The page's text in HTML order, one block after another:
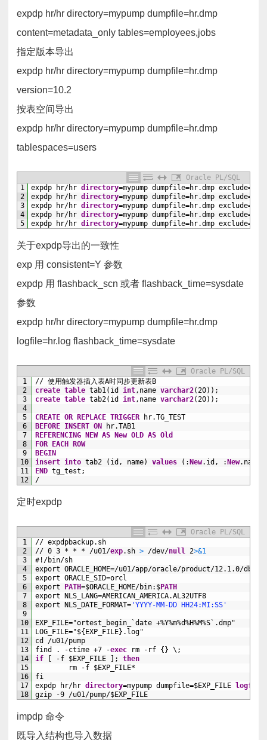
expdp hr/hr directory=mypump dumpfile=hr.dmp
content=metadata_only tables=employees,jobs
指定版本导出
expdp hr/hr directory=mypump dumpfile=hr.dmp
version=10.2
按表空间导出
expdp hr/hr directory=mypump dumpfile=hr.dmp
tablespaces=users
Oracle PL/SQL
1
2
3
4
5
expdp hr/hr directory=mypump dumpfile=hr.dmp exclude=
expdp
hr/hr directory=mypump dumpfile=hr.dmp exclude=
expdp
hr/hr directory=mypump dumpfile=hr.dmp exclude=
expdp
hr/hr directory=mypump dumpfile=hr.dmp exclude=
expdp
hr/hr directory=mypump dumpfile=hr.dmp exclude=
关于expdp导出的一致性
exp 用 consistent=Y 参数
expdp 用 flashback_scn 或者 flashback_time=sysdate
参数
expdp hr/hr directory=mypump dumpfile=hr.dmp
logfile=hr.log flashback_time=sysdate
Oracle PL/SQL
1
2
3
4
5
6
7
8
9
10
11
12
// 使用触发器插入表A时同步更新表B
create table tab1(id int,name varchar2(20));
create table tab2(id int,name varchar2(20));
CREATE OR REPLACE TRIGGER
hr.TG_TEST
BEFORE INSERT ON
hr.TAB1
REFERENCING
NEW AS New OLD AS Old
FOR
EACH
ROW
BEGIN
insert into tab2 (id, name) values (: New.id, : New
END tg_test;
/
定时expdp
Oracle PL/SQL
1
2
3
4
5
6
7
8
9
10
11
12
13
14
15
16
17
18
// expdpbackup.sh
// 0 3 * * * /u01/exp.sh > /dev/null 2>&1
#!/bin/sh
export ORACLE_HOME=/u01/app/oracle/product/12.1.0/
export ORACLE_SID=orcl
export
PATH=$ORACLE_HOME/bin:$PATH
export
NLS_LANG=AMERICAN_AMERICA.AL32UTF8
export
NLS_DATE_FORMAT= 'YYYY-MM-DD HH24:MI:SS'
EXP_FILE="ortest_begin_`date +%Y%m%d%H%M%S`.dmp"
LOG_FILE="${EXP_FILE}.log"
cd
/u01/pump
find
. -ctime +7 -exec rm -rf {} \;
if
-f $EXP_FILE ];
then
rm
-f $EXP_FILE*
fi
expdp
hr/hr directory=mypump dumpfile=$EXP_FILE logfile
gzip
-9 /u01/pump/$EXP_FILE
impdp 命令
既导入结构也导入数据